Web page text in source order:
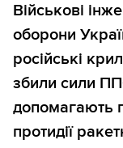
Військові
оборони
російські
збили сили
допомагають
протидії